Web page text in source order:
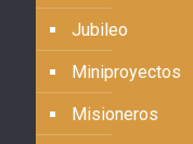
Jubileo
Miniproyectos
Misioneros